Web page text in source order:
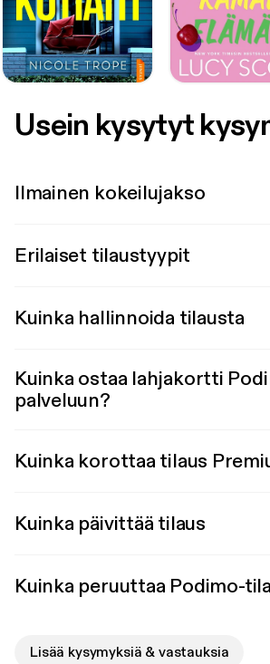
Usein kysytyt
Ilmainen kokeilujakso
Erilaiset tilaustyypit
Kuinka hallinnoida tilausta
Kuinka ostaa lahjakortti
palveluun?
Kuinka korottaa tilaus
Kuinka päivittää tilaus
Kuinka peruuttaa Podimo-
Lisää kysymyksiä & vastauksia